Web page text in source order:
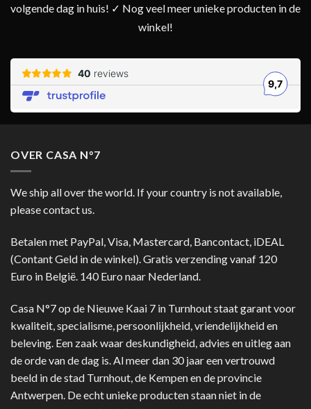
volgende dag in huis! ✓ Nog veel meer unieke producten in de
winkel!
OVER CASA N°7
We ship all over the world. If your country is not available,
please contact us.
Betalen met PayPal, Visa, Mastercard, Bancontact, iDEAL
(Contant Geld in de winkel). Gratis verzending vanaf 120
Euro in België. 140 Euro naar Nederland.
Casa N°7 op de Nieuwe Kaai 7 in Turnhout staat garant voor
kwaliteit, specialisme, persoonlijkheid, vriendelijkheid en
beleving. Een zaak waar deskundigheid, advies en uitleg aan
de orde van de dag is. Al meer dan 30 jaar een vertrouwd
beeld in de stad Turnhout, de Kempen en de provincie
Antwerpen. De echt unieke producten staan niet in de